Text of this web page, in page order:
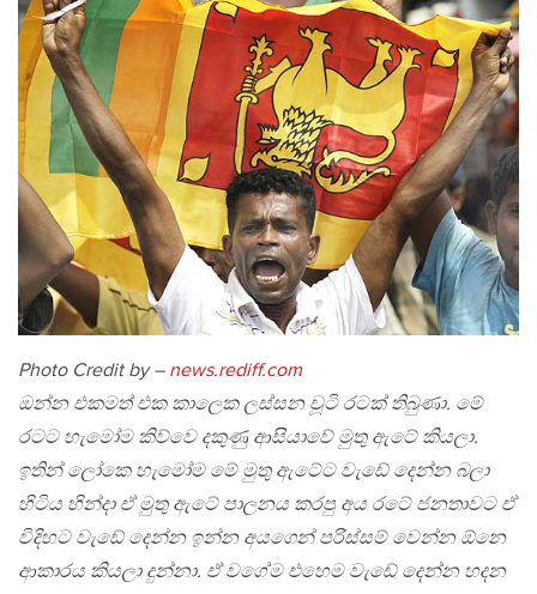
Photo Credit by – news.rediff.com
ඔන්න එකමත් එක කාලෙක ලස්සන චූටි රටක් තිබුණා. මේ
රටට හැමෝම කිව්වෙ දකුණු ආසියාවේ මුතු ඇටේ කියලා.
ඉතින් ලෝකෙ හැමෝම මේ මුතු ඇටේට වැඩේ දෙන්න බලා
හිටිය හින්දා ඒ මුතු ඇටේ පාලනය කරපු අය රටේ ජනතාවට ඒ
විදිහට වැඩේ දෙන්න ඉන්න අයගෙන් පරිස්සම් වෙන්න ඕනෙ
ආකාරය කියලා දුන්නා. ඒ වගේම එහෙම වැඩේ දෙන්න හදන